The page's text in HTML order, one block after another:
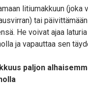
litiumakkuun (joka
tai päivittämään
He voivat ajaa
ja vapauttaa sen
paljon